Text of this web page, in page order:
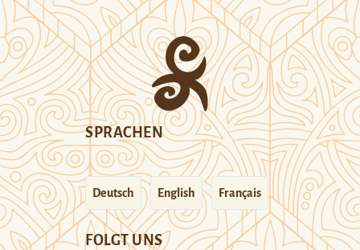
SPRACHEN
Deutsch English Français
FOLGT UNS